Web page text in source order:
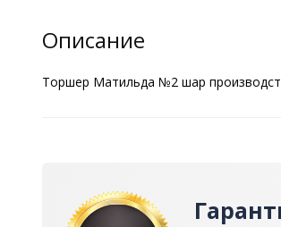
Описание
Торшер Матильда №2 шар